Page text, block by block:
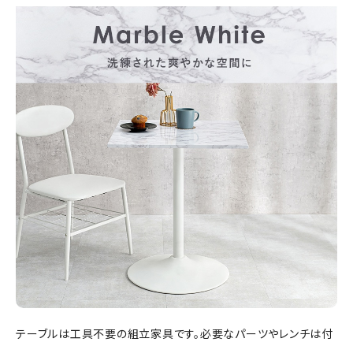
テーブルは工具不要の組立家具です。必要なパーツやレンチは付